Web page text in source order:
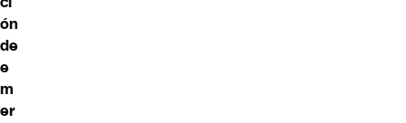
ón
de
e
m
er